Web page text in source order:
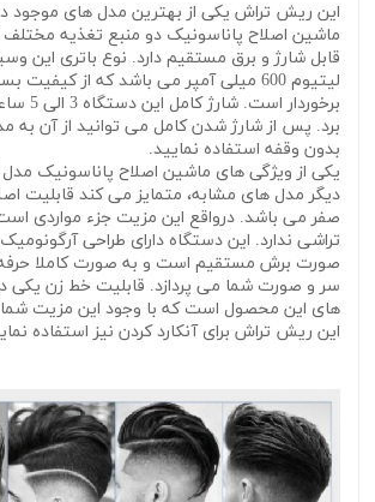
این ریش تراش یکی از بهترین مدل های موجود
ماشین اصلاح پاناسونیک دو منبع تغذیه مختلف
قابل شارژ و برق مستقیم دارد. نوع باتری این
لیتیوم 600 میلی آمپر می باشد که از کیفیت
برخوردار
بدون وقفه استفاده نمایید.
دیگر مدل های مشابه، متمایز می کند قابلیت
صفر می باشد. درواقع این مزیت جزء مواردی
تراشی ندارد. این دستگاه دارای طراحی
صورت برش مستقیم است و به صورت کاملا حرفه
سر و صورت شما می پردازد. قابلیت خط زن یکی
های این محصول است که با وجود این مزیت شما
این ریش تراش برای آنکارد کردن نیز استفاده